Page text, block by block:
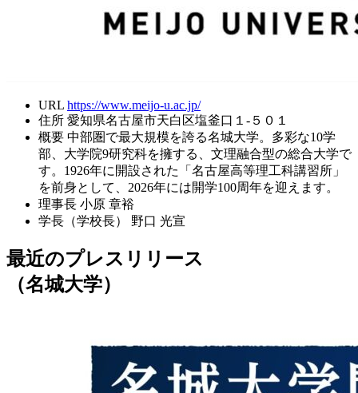
URL https://www.meijo-u.ac.jp/
住所 愛知県名古屋市天白区塩釜口１-５０１
概要 中部圏で最大規模を誇る名城大学。多彩な10学
部、大学院9研究科を擁する、文理融合型の総合大学で
す。1926年に開設された「名古屋高等理工科講習所」
を前身として、2026年には開学100周年を迎えます。
理事長 小原 章裕
学長（学校長）
野口 光宣
最近のプレスリリース
（名城大学）